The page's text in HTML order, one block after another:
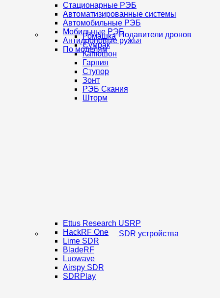
Подавители дронов
Стационарные РЭБ
Автоматизированные системы
Автомобильные РЭБ
Мобильные РЭБ
Антидроновые ружья
По моделям
Ромашка
Сумрак
Капюшон
Гарпия
Ступор
Зонт
РЭБ Скания
Шторм
SDR устройства
Ettus Research USRP
HackRF One
Lime SDR
BladeRF
Luowave
Airspy SDR
SDRPlay